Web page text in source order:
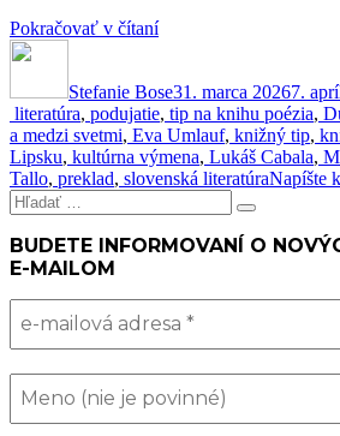
Pokračovať v čítaní„Veľké
obzore!“
Stefanie Bose31. marca 20267.
Kategórie
literatúra, podujatie, tip na knihu Značky
poézia,
a medzi svetmi, Eva Umlauf, knižný tip,
Lipsku, kultúrna výmena, Lukáš Cabala,
Tallo, preklad, slovenská literatúraNapíšte
Hľadať:
Vyhľadávanie
BUDETE INFORMOVANÍ O
E-MAILOM